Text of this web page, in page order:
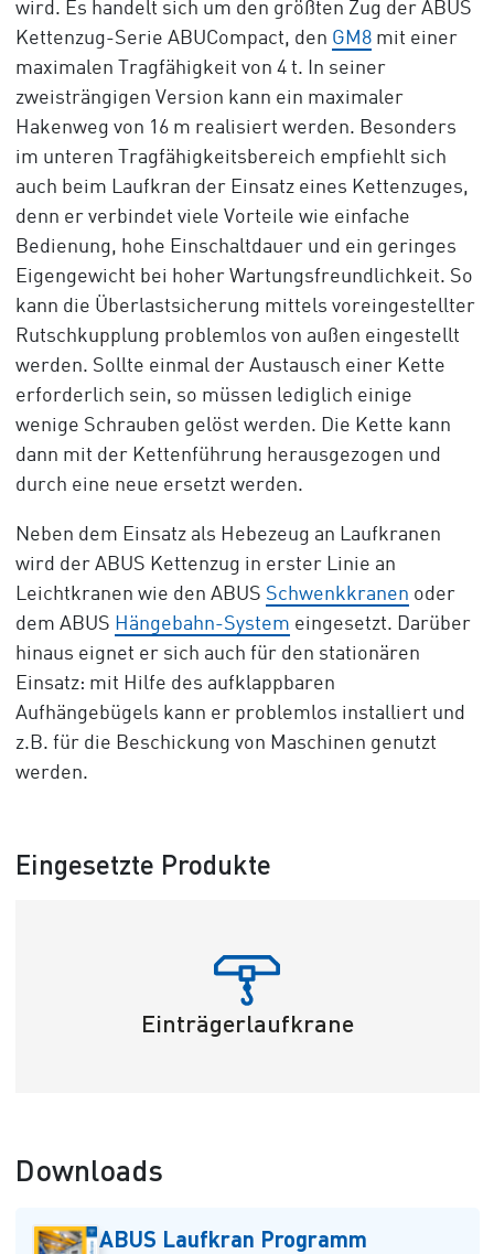
wird. Es handelt sich um den größten Zug der ABUS
Kettenzug-Serie ABUCompact, den GM8mit einer
maximalen Tragfähigkeit von 4 t. In seiner
zweisträngigen Version kann ein maximaler
Hakenweg von 16 m realisiert werden. Besonders
im unteren Tragfähigkeitsbereich empfiehlt sich
auch beim Laufkran der Einsatz eines Kettenzuges,
denn er verbindet viele Vorteile wie einfache
Bedienung, hohe Einschaltdauer und ein geringes
Eigengewicht bei hoher Wartungsfreundlichkeit. So
kann die Überlastsicherung mittels voreingestellter
Rutschkupplung problemlos von außen eingestellt
werden. Sollte einmal der Austausch einer Kette
erforderlich sein, so müssen lediglich einige
wenige Schrauben gelöst werden. Die Kette kann
dann mit der Kettenführung herausgezogen und
durch eine neue ersetzt werden.
Neben dem Einsatz als Hebezeug an Laufkranen
wird der ABUS Kettenzug in erster Linie an
Leichtkranen wie den ABUS Schwenkkranen oder
dem ABUS Hängebahn-System eingesetzt. Darüber
hinaus eignet er sich auch für den stationären
Einsatz: mit Hilfe des aufklappbaren
Aufhängebügels kann er problemlos installiert und
z.B. für die Beschickung von Maschinen genutzt
werden.
Eingesetzte Produkte
Einträgerlaufkrane
Downloads
ABUS Laufkran Programm